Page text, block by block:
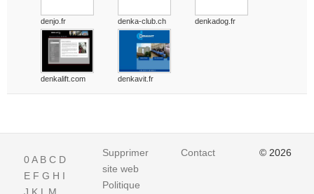
denjo.fr denka-club.ch denkadog.fr
denkalift.com denkavit.fr
0A B C D
E F G H I
Supprimer
site web
Politique
Contact © 2026